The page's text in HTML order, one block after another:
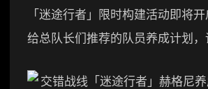
「迷途行者」限时构建活动即将
给总队长们推荐的队员养成计划